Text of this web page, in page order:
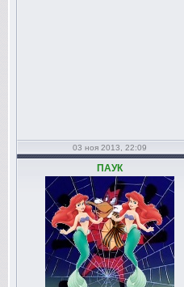
03 ноя 2013, 22:09
ПАУК